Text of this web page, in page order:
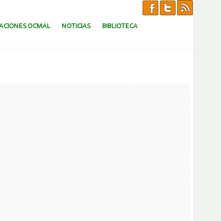
OCMAL NOTICIAS BIBLIOTECA